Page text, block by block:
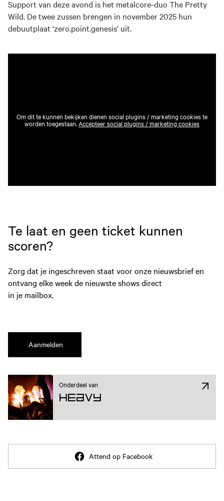
Support van deze avond is het metalcore-duo The Pretty
Wild. De twee zussen brengen in november 2025 hun
debuutplaat ‘zero.point.genesis’ uit.
Om dit te kunnen bekijken dienen social plugins / marketing cookies te
worden toegestaan.Accepteer social plugins / marketing cookies
Te laat en geen ticket kunnen
scoren?
Zorg dat je ingeschreven staat voor onze nieuwsbrief en
ontvang elke week de nieuwste shows direct
in je mailbox.
Aanmelden
Onderdeel van
Heavy
Attend op Facebook